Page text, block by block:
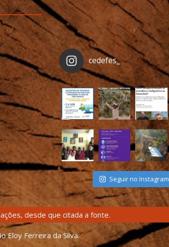
cedefes_
Seguir no Instagram
desde que citada a fonte.
Eloy Ferreira da Silva.